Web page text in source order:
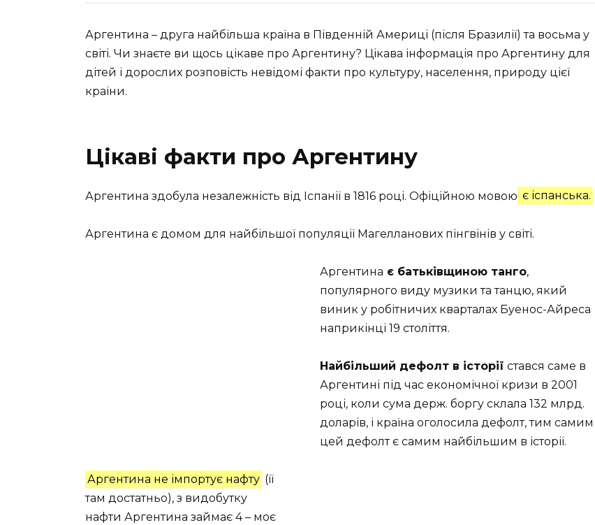
Аргентина – друга найбільша країна в Південній Америці (після Бразилії) та восьма у
світі. Чи знаєте ви щось цікаве про Аргентину? Цікава інформація про Аргентину для
дітей і дорослих розповість невідомі факти про культуру, населення, природу цієї
країни.
Цікаві факти про Аргентину
Аргентина здобула незалежність від Іспанії в 1816 році. Офіційною мовою є іспанська.
Аргентина є домом для найбільшої популяції Магелланових пінгвінів у світі.
Аргентина є батьківщиною танго,
популярного виду музики та танцю, який
виник у робітничих кварталах Буенос-Айреса
наприкінці 19 століття.
Найбільший дефолт в історії стався саме в
Аргентині під час економічної кризи в 2001
році, коли сума держ. боргу склала 132 млрд.
доларів, і країна оголосила дефолт, тим самим
цей дефолт є самим найбільшим в історії.
Аргентина не імпортує нафту (її
там достатньо), з видобутку
нафти Аргентина займає 4 – моє